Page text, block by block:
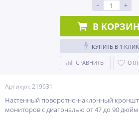
Артикул: 219631
Настенный поворотно-наклонный
мониторов с диагональю от 47 до 90
- +
В
КУПИТЬ В 1 КЛИК
СРАВНИТЬ